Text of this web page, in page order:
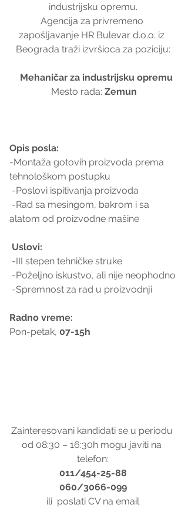
industrijsku opremu.
Agencija za privremeno
zapošljavanje HR Bulevar d.o.o. iz
Beograda traži izvršioca za poziciju:
Mehaničar za industrijsku opremu
Mesto rada: Zemun
Opis posla:
-Montaža gotovih proizvoda prema
tehnološkom postupku
-Poslovi ispitivanja proizvoda
alatom od proizvodne mašine
Uslovi:
-III stepen tehničke struke
-Poželjno iskustvo, ali nije neophodno
-Spremnost za rad u proizvodnji
Radno vreme:
Pon-petak, 07-15h
Zainteresovani kandidati se u periodu
od 08:30 – 16:30h mogu javiti na
telefon:
011/454-25-88
060/3066-099
ili  poslati CV na email